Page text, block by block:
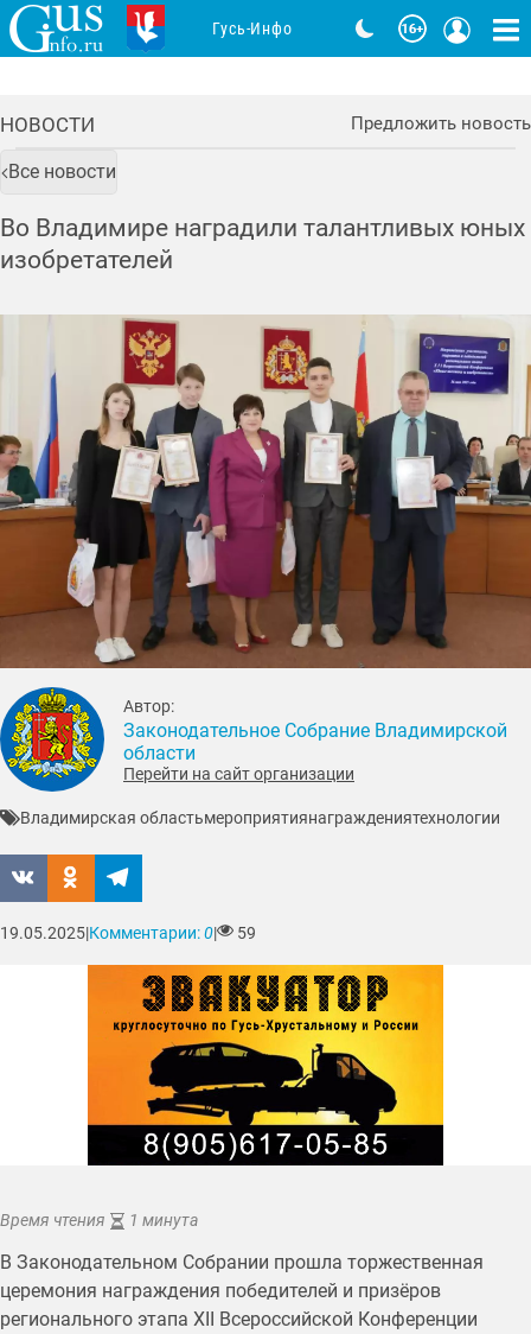
НОВОСТИ Предложить новость
Все новости
Во Владимире наградили талантливых юных
изобретателей
Время чтения 1 минута
В Законодательном Собрании прошла торжественная
церемония награждения победителей и призёров
регионального этапа XII Всероссийской Конференции
Автор:
Законодательное Собрание Владимирской
области
Перейти на сайт организации
Владимирская областьмероприятиянаграждениятехнологии
19.05.2025|Комментарии:0| 59
Гусь-Инфо